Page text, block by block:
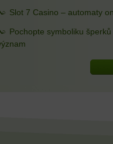
Slot 7 Casino – automaty
Pochopte symboliku